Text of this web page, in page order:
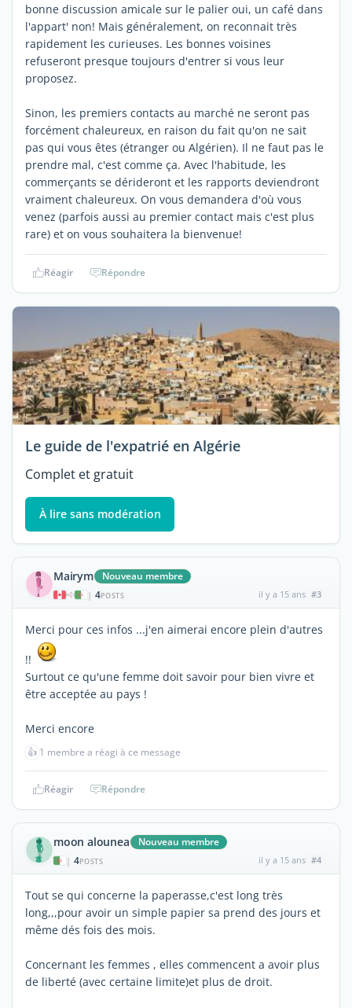
bonne discussion amicale sur le palier oui, un café dans
l'appart' non! Mais généralement, on reconnait très
rapidement les curieuses. Les bonnes voisines
refuseront presque toujours d'entrer si vous leur
proposez.
Sinon, les premiers contacts au marché ne seront pas
forcément chaleureux, en raison du fait qu'on ne sait
pas qui vous êtes (étranger ou Algérien). Il ne faut pas le
prendre mal, c'est comme ça. Avec l'habitude, les
commerçants se dérideront et les rapports deviendront
vraiment chaleureux. On vous demandera d'où vous
venez (parfois aussi au premier contact mais c'est plus
rare) et on vous souhaitera la bienvenue!
Réagir Répondre
Le guide de l'expatrié en Algérie
Complet et gratuit
À lire sans modération
Mairym Nouveau membre
| 4POSTS il y a 15 ans #3
Merci pour ces infos ...j'en aimerai encore plein d'autres
!!
Surtout ce qu'une femme doit savoir pour bien vivre et
être acceptée au pays !
Merci encore
👍 1 membre a réagi à ce message
Réagir Répondre
moon alounea Nouveau membre
| 4POSTS il y a 15 ans #4
Tout se qui concerne la paperasse,c'est long très
long,,,pour avoir un simple papier sa prend des jours et
même dés fois des mois.
Concernant les femmes , elles commencent a avoir plus
de liberté (avec certaine limite)et plus de droit.